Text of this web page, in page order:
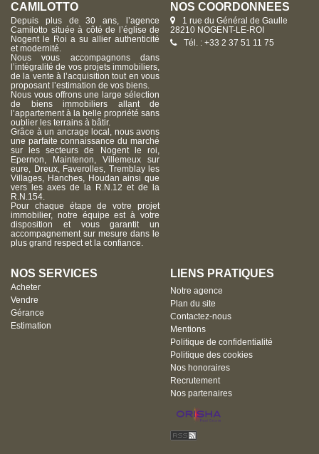
2023) Chaque appartement bénéficie d'une place de parking aérien
privée Le tout édifié sur une parcelle de terrain de plus 360 m² 1884 €
de revenus locatifs mensuels Taxes foncières environ 2000 €. Voir
page 7 du Barème d'honoraires consultable sur notre site
CAMILOTTO
Depuis plus de 30 ans, l’agence
Camilotto située à côté de l’église de
Nogent le Roi a su allier authenticité
et modernité.
Nous vous accompagnons dans
l’intégralité de vos projets immobiliers,
de la vente à l’acquisition tout en vous
proposant l’estimation de vos biens.
Nous vous offrons une large sélection
de biens immobiliers allant de
l’appartement à la belle propriété sans
oublier les terrains à bâtir.
Grâce à un ancrage local, nous avons
une parfaite connaissance du marché
sur les secteurs de Nogent le roi,
Epernon, Maintenon, Villemeux sur
eure, Dreux, Faverolles, Tremblay les
Villages, Hanches, Houdan ainsi que
vers les axes de la R.N.12 et de la
R.N.154.
Pour chaque étape de votre projet
immobilier, notre équipe est à votre
disposition et vous garantit un
accompagnement sur mesure dans le
plus grand respect et la confiance.
NOS COORDONNÉES
1 rue du Général de Gaulle
28210 NOGENT-LE-ROI
Tél. : +33 2 37 51 11 75
NOS SERVICES
Acheter
Vendre
Gérance
Estimation
LIENS PRATIQUES
Notre agence
Plan du site
Contactez-nous
Mentions
Politique de confidentialité
Politique des cookies
Nos honoraires
Recrutement
Nos partenaires